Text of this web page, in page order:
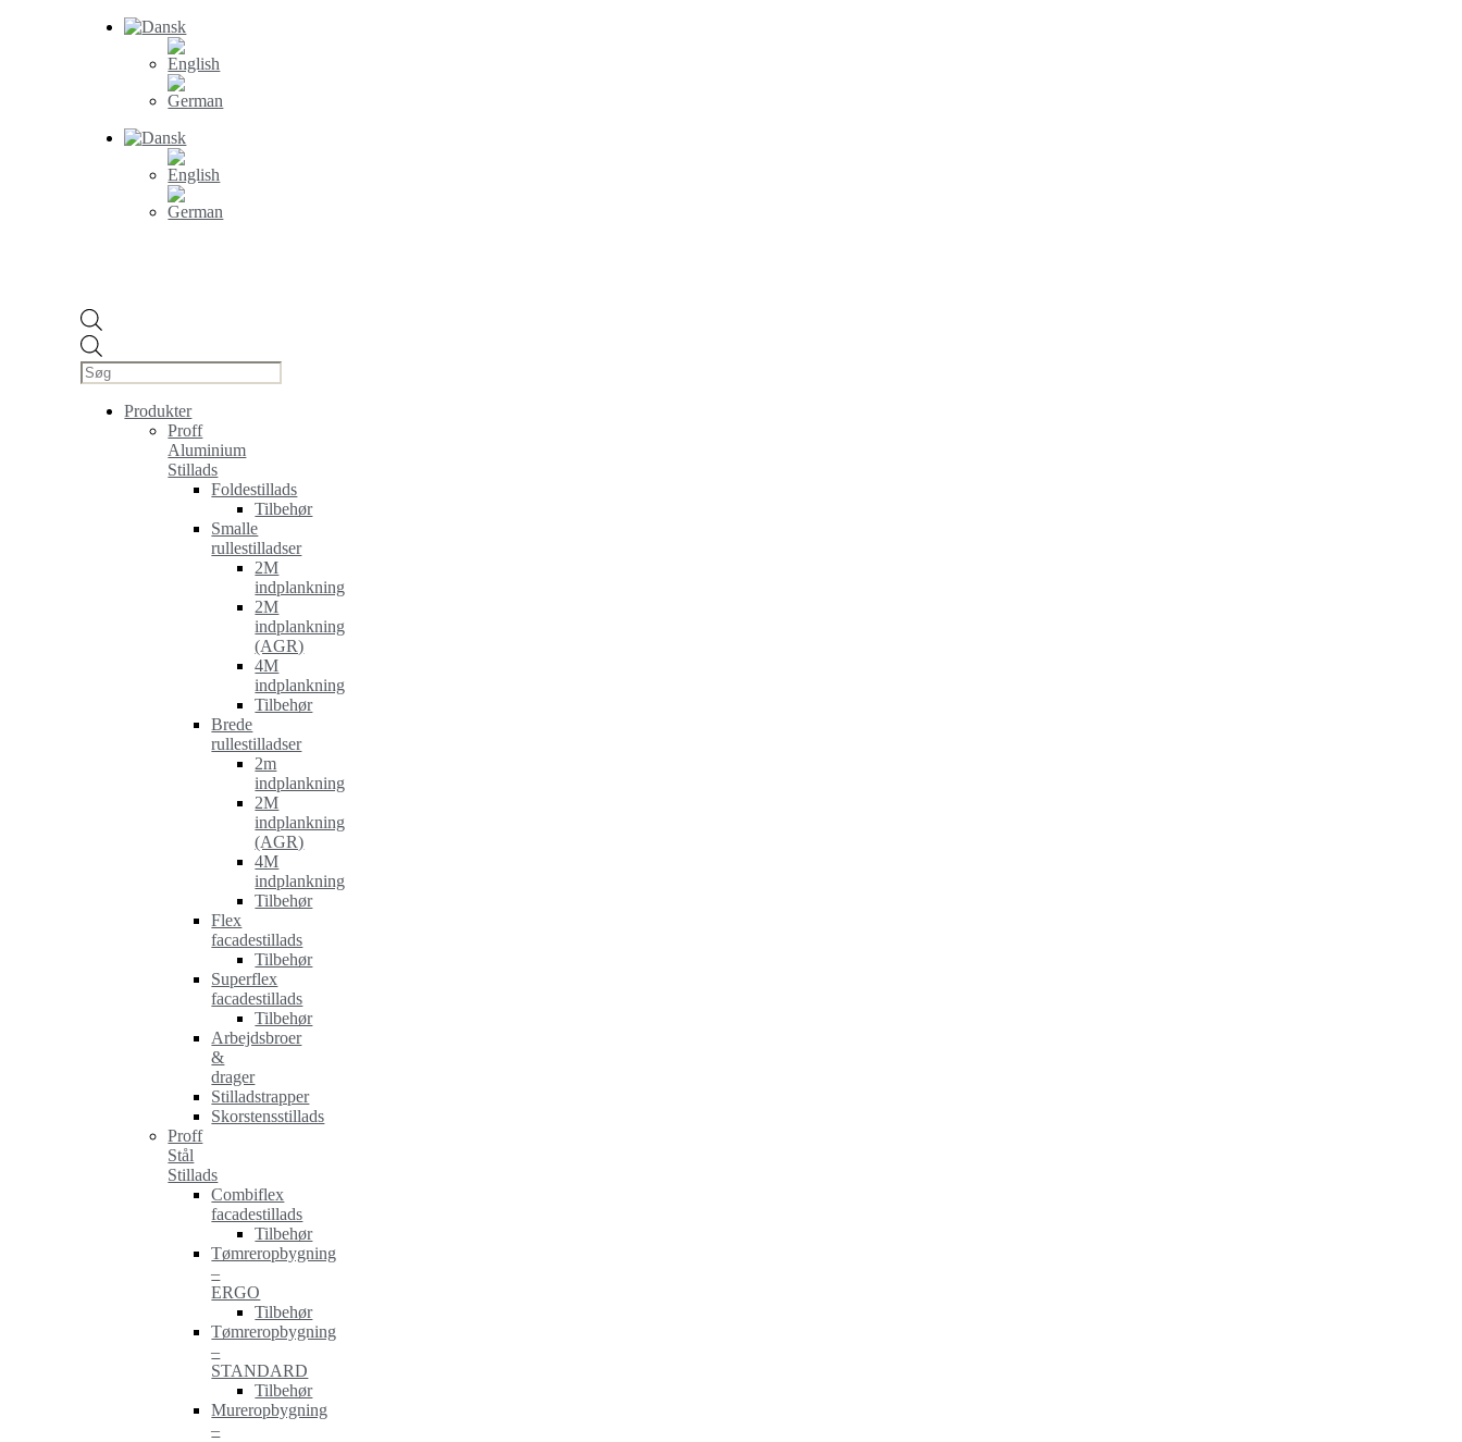
search
Produkter
Proff
Aluminium
Stillads
Foldestillads
Tilbehør
Smalle
rullestilladser
2M
indplankning
2M
indplankning
(AGR)
4M
indplankning
Tilbehør
Brede
rullestilladser
2m
indplankning
2M
indplankning
(AGR)
4M
indplankning
Tilbehør
Flex
facadestillads
Tilbehør
Superflex
facadestillads
Tilbehør
Arbejdsbroer
&
drager
Stilladstrapper
Skorstensstillads
Proff
Stål
Stillads
Combiflex
facadestillads
Tilbehør
Tømreropbygning
–
ERGO
Tilbehør
Tømreropbygning
–
STANDARD
Tilbehør
Mureropbygning
–